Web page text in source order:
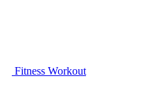
Fitness Workout